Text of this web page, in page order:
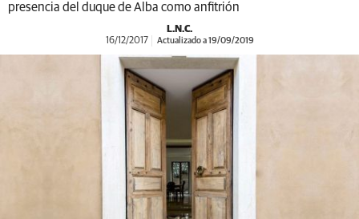
presencia del duque de Alba como anfitrión
L.N.C.
16/12/2017 Actualizado a 19/09/2019